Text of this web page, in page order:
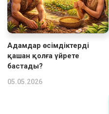
Адамдар өсімдіктерді
қашан қолға үйрете
бастады?
05.05.2026